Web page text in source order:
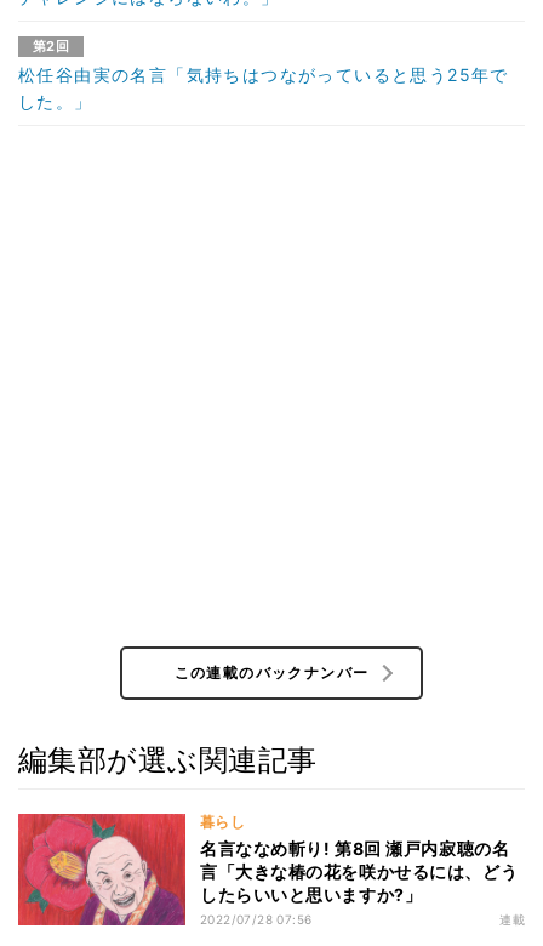
第2回
松任谷由実の名言「気持ちはつながっていると思う25年で
した。」
この連載のバックナンバー
編集部が選ぶ関連記事
暮らし
名言ななめ斬り! 第8回 瀬戸内寂聴の名
言「大きな椿の花を咲かせるには、どう
したらいいと思いますか?」
2022/07/28 07:56 連載